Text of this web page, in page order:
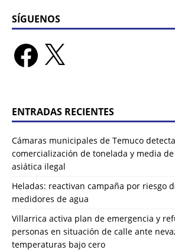
SÍGUENOS
ENTRADAS RECIENTES
Cámaras municipales de Temuco
comercialización de tonelada y media
asiática ilegal
Heladas: reactivan campaña por riesgo
medidores de agua
Villarrica activa plan de emergencia y
personas en situación de calle ante
temperaturas bajo cero